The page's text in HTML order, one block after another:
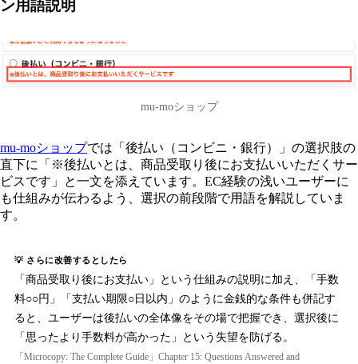
ン用語説明
mu-moショップ
mu-moショップでは「後払い（コンビニ・銀行）」の選択肢の
直下に「※後払いとは、商品受取り後にお支払いいただくサー
ビスです」と一文を添えています。EC経験の浅いユーザーに
も仕組みが伝わるよう、選択の前段階で用語を解説していま
す。
💡 さらに改善するとしたら
「商品受取り後にお支払い」という仕組みの説明に加え、「手数
料○○円」「支払い期限○日以内」のように金銭的な条件も併記す
ると、ユーザーは後払いの全体像をその場で把握でき、選択後に
「思ったより手数料が高かった」という失望を防げる。
「Microcopy: The Complete Guide」Chapter 15: Questions Answered and